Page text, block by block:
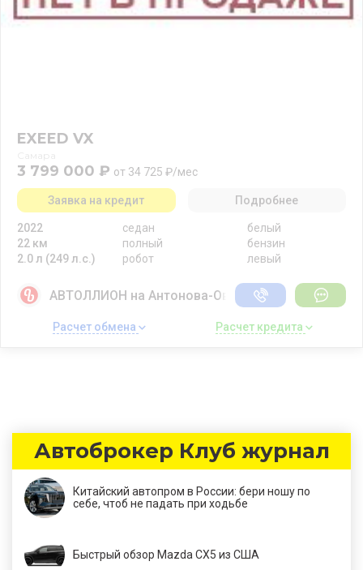
EXEED VX
Самара
3 799 000 ₽ от 34 725 ₽/мес
2022
22 км
2.0 л (249 л.с.)
седан
полный
робот
белый
бензин
левый
Заявка на кредит Подробнее
АВТОЛЛИОН на Антонова-Овсеенко
Расчет обмена Расчет кредита
Автоброкер Клуб журнал
Китайский автопром в России: бери ношу по
себе, чтоб не падать при ходьбе
Быстрый обзор Mazda CX5 из США